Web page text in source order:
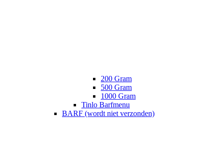
200 Gram
500 Gram
1000 Gram
Tinlo Barfmenu
BARF (wordt niet verzonden)